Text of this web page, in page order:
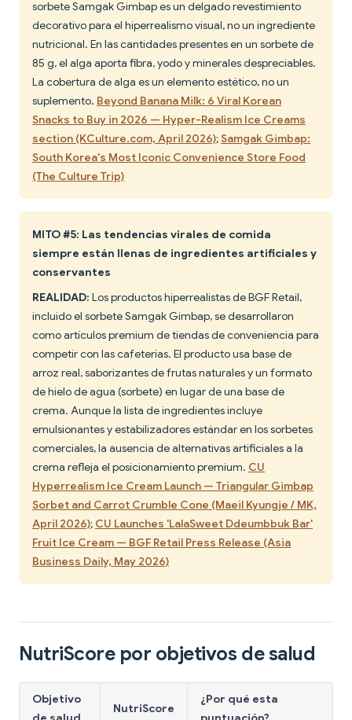
sorbete Samgak Gimbap es un delgado revestimiento
decorativo para el hiperrealismo visual, no un ingrediente
nutricional. En las cantidades presentes en un sorbete de
85 g, el alga aporta fibra, yodo y minerales despreciables.
La cobertura de alga es un elemento estético, no un
suplemento. Beyond Banana Milk: 6 Viral Korean
Snacks to Buy in 2026 — Hyper-Realism Ice Creams
section (KCulture.com, April 2026);Samgak Gimbap:
South Korea's Most Iconic Convenience Store Food
(The Culture Trip)
MITO #5: Las tendencias virales de comida
siempre están llenas de ingredientes artificiales y
conservantes
REALIDAD: Los productos hiperrealistas de BGF Retail,
incluido el sorbete Samgak Gimbap, se desarrollaron
como artículos premium de tiendas de conveniencia para
competir con las cafeterías. El producto usa base de
arroz real, saborizantes de frutas naturales y un formato
de hielo de agua (sorbete) en lugar de una base de
crema. Aunque la lista de ingredientes incluye
emulsionantes y estabilizadores estándar en los sorbetes
comerciales, la ausencia de alternativas artificiales a la
crema refleja el posicionamiento premium. CU
Hyperrealism Ice Cream Launch — Triangular Gimbap
Sorbet and Carrot Crumble Cone (Maeil Kyungje / MK,
April 2026); CU Launches 'LalaSweet Ddeumbbuk Bar'
Fruit Ice Cream — BGF Retail Press Release (Asia
Business Daily, May 2026)
NutriScore por objetivos de salud
Objetivo
NutriScore
¿Por qué esta